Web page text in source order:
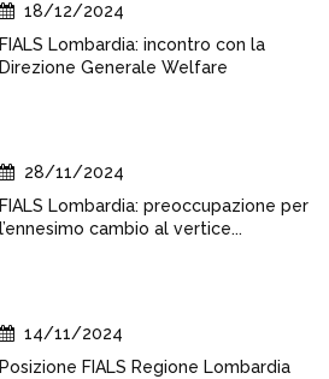
18/12/2024
FIALS Lombardia: incontro con la
Direzione Generale Welfare
28/11/2024
FIALS Lombardia: preoccupazione per
l’ennesimo cambio al vertice...
14/11/2024
Posizione FIALS Regione Lombardia